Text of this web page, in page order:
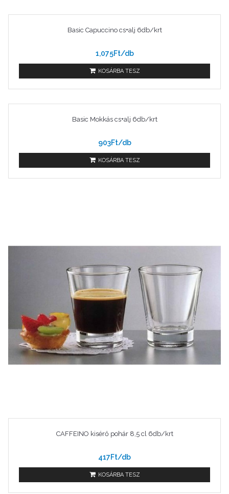
Basic Capuccino cs+alj 6db/krt
1,075Ft/db
KOSÁRBA TESZ
Basic Mokkás cs+alj 6db/krt
903Ft/db
KOSÁRBA TESZ
CAFFEINO kisérő pohár 8,5 cl 6db/krt
417Ft/db
KOSÁRBA TESZ